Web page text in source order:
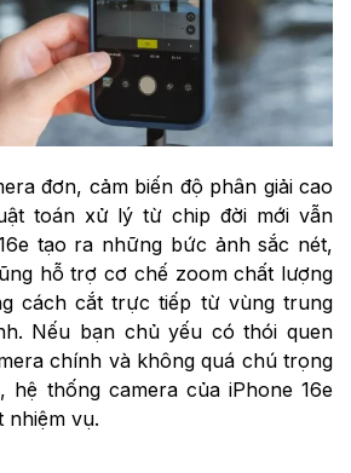
đơn, cảm biến độ phân giải cao
toán xử lý từ chip đời mới vẫn
tạo ra những bức ảnh sắc nét,
hỗ trợ cơ chế zoom chất lượng
cách cắt trực tiếp từ vùng trung
Nếu bạn chủ yếu có thói quen
chính và không quá chú trọng
hệ thống camera của iPhone 16e
nhiệm vụ.